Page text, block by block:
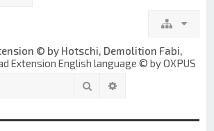
© by Hotschi, Demolition Fabi,
Extension English language © by OXPUS
Buscar